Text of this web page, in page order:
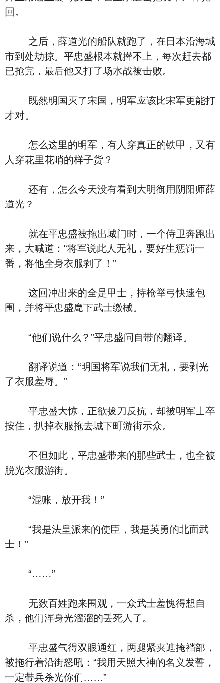
回。
之后，薛道光的船队就跑了，在日本沿海城
市到处劫掠。平忠盛根本就撵不上，每次赶去都
已抢完，最后他又打了场水战被击败。
既然明国灭了宋国，明军应该比宋军更能打
才对。
怎么这里的明军，有人穿真正的铁甲，又有
人穿花里花哨的样子货？
还有，怎么今天没有看到大明御用阴阳师薛
道光？
就在平忠盛被拖出城门时，一个侍卫奔跑出
来，大喊道：“将军说此人无礼，要好生惩罚一
番，将他全身衣服剥了！”
这回冲出来的全是甲士，持枪举弓快速包
围，并将平忠盛麾下武士缴械。
“他们说什么？”平忠盛问自带的翻译。
翻译说道：“明国将军说我们无礼，要剥光
了衣服羞辱。”
平忠盛大惊，正欲拔刀反抗，却被明军士卒
按住，扒掉衣服拖去城下町游街示众。
不但如此，平忠盛带来的那些武士，也全被
脱光衣服游街。
“混账，放开我！”
“我是法皇派来的使臣，我是英勇的北面武
士！”
“……”
无数百姓跑来围观，一众武士羞愧得想自
杀，他们浑身光溜溜的丢死人了。
平忠盛气得双眼通红，两腿紧夹遮掩裆部，
被拖行着沿街怒吼：“我用天照大神的名义发誓，
一定带兵杀光你们……”